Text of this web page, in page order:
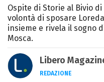
Ospite di Storie al Bivio
volontà di sposare
insieme e rivela il sogno
Mosca.
Libero
REDAZIONE